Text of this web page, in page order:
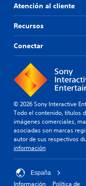
Atención al cliente
Recursos
Conectar
© 2026 Sony Interactive
Todo el contenido, títulos
imágenes comerciales,
asociadas son marcas
autor de sus respectivos
información
España
Información
Política de